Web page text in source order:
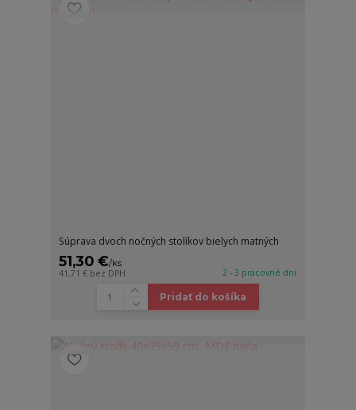
Súprava dvoch nočných stolíkov bielych matných
51,30 €/ks
41,71 € bez DPH 2 - 3 pracovné dni
Pridať do košíka